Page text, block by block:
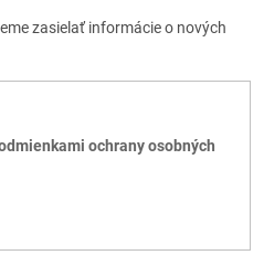
zasielať informácie o nových
ochrany osobných